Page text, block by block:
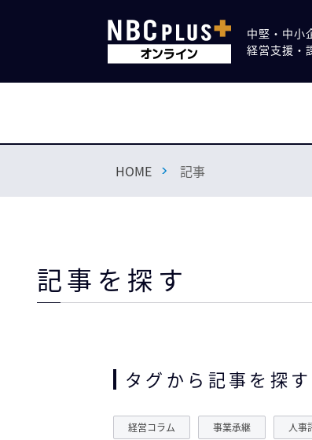
中堅・中小
経営支援・
HOME 記事
記事を探す
タグから記事を探す
経営コラム 事業承継 人事